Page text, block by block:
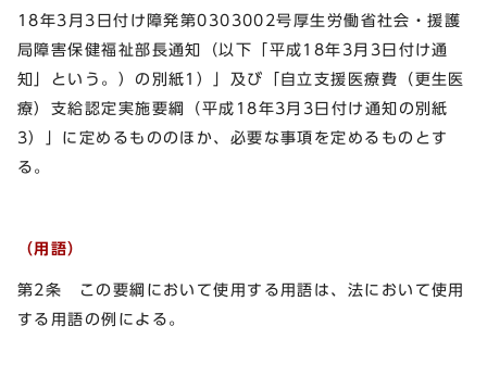
18年3月3日付け障発第0303002号厚生労働省社会・援護
局障害保健福祉部長通知（以下「平成18年3月3日付け通
知」という。）の別紙1）」及び「自立支援医療費（更生医
療）支給認定実施要綱（平成18年3月3日付け通知の別紙
3）」に定めるもののほか、必要な事項を定めるものとす
る。
（用語）
第2条 この要綱において使用する用語は、法において使用
する用語の例による。